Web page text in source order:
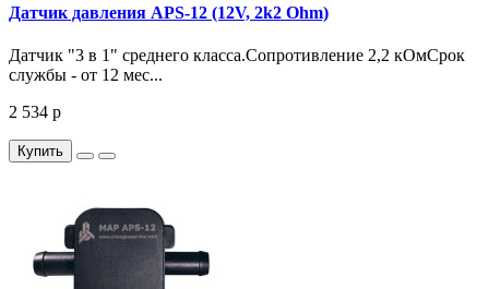
Датчик давления APS-12 (12V, 2k2 Ohm)
Датчик "3 в 1" среднего класса.Сопротивление 2,2 кОмСрок
службы - от 12 мес...
2 534 р
Купить